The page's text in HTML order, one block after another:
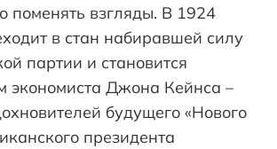
поменять взгляды. В 1924
в стан набиравшей силу
партии и становится
экономиста Джона Кейнса –
будущего «Нового
президента